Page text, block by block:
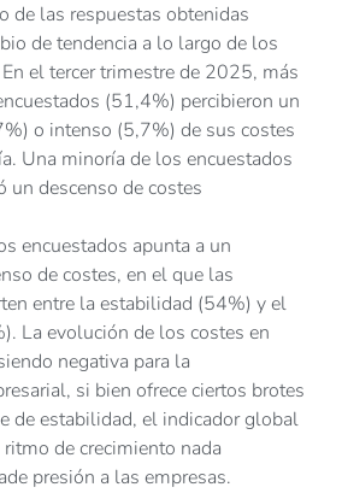
de las respuestas obtenidas
de tendencia a lo largo de los
el tercer trimestre de 2025, más
(51,4%) percibieron un
o intenso (5,7%) de sus costes
Una minoría de los encuestados
un descenso de costes
encuestados apunta a un
de costes, en el que las
entre la estabilidad (54%) y el
La evolución de los costes en
negativa para la
si bien ofrece ciertos brotes
de estabilidad, el indicador global
de crecimiento nada
presión a las empresas.